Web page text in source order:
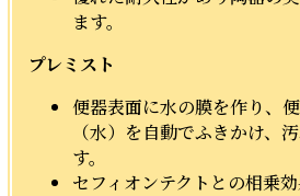
ます。
プレミスト
便器表面に水の膜を作り、
（水）を自動でふきかけ、
す。
セフィオンテクトとの相乗